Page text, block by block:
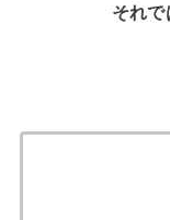
それで